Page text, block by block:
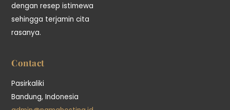
dengan resep istimewa
sehingga terjamin cita
rasanya.
Contact
Pasirkaliki
Bandung, Indonesia